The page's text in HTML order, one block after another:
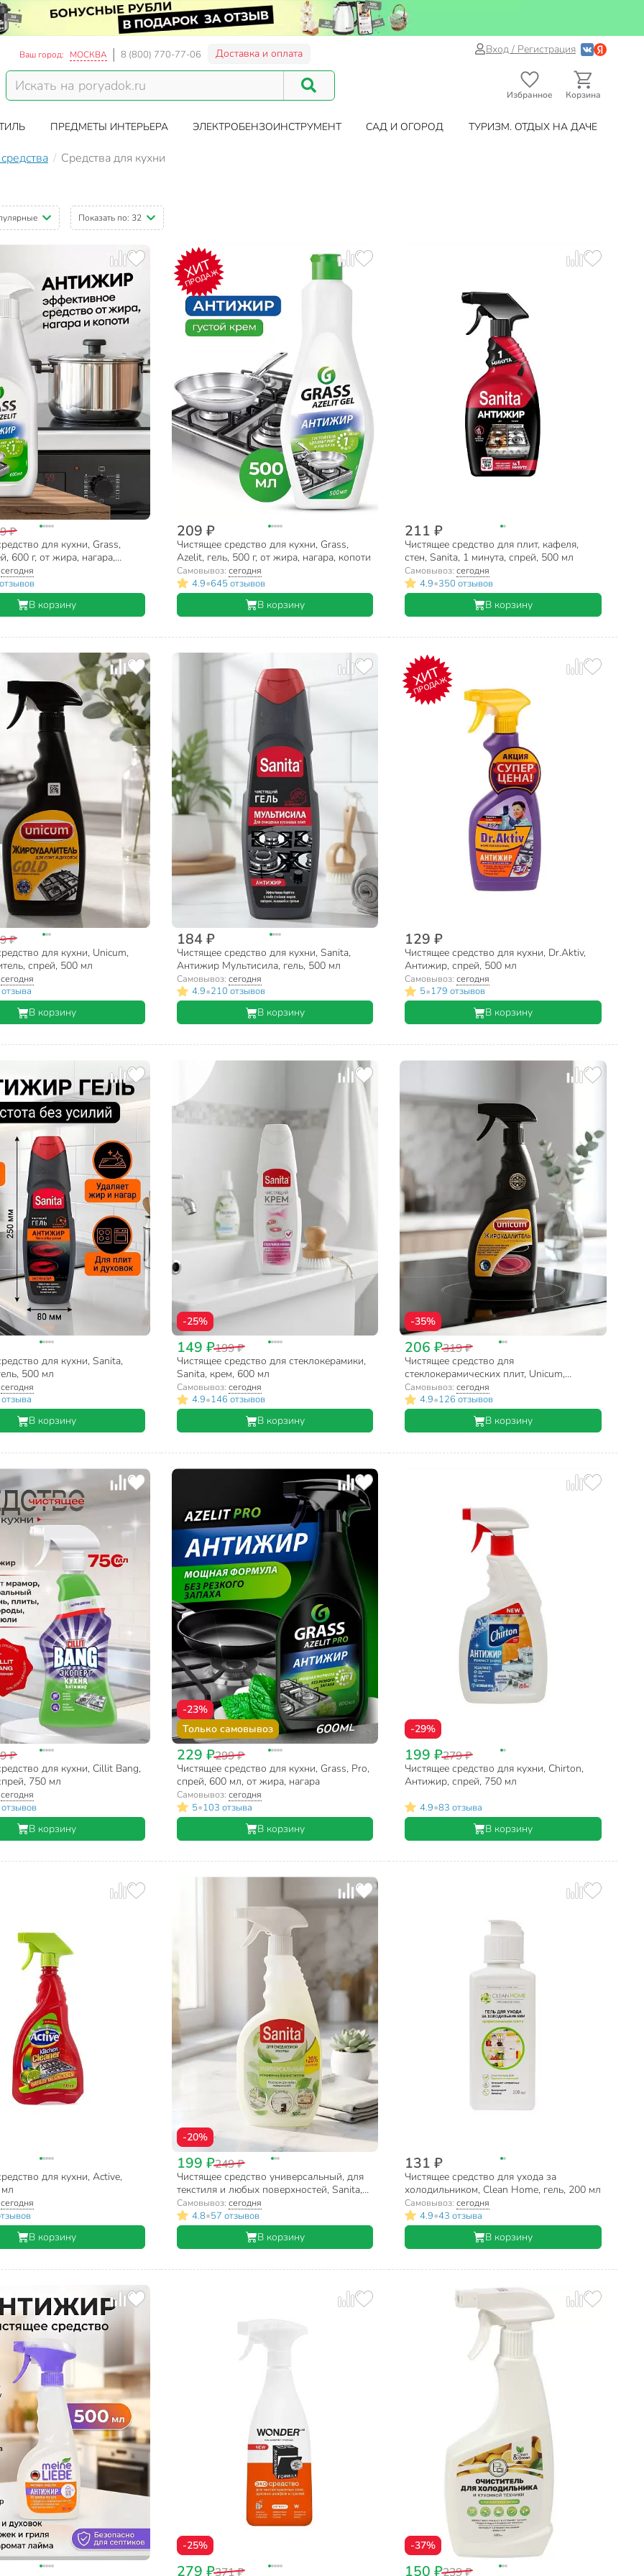
Ваш город: МОСКВА 8 (800) 770-77-06 Доставка и оплата Вход / Регистрация
Избранное Корзина
ПРЕДМЕТЫ ИНТЕРЬЕРА ЭЛЕКТРОБЕНЗОИНСТРУМЕНТ САД И ОГОРОД ТУРИЗМ. ОТДЫХ НА ДАЧЕ
Средства для кухни
Показать по: 32
₽
для кухни, Grass,
600 г, от жира, нагара,
сегодня
В корзину
ХИТ
ПРОДАЖ
209 ₽
Чистящее средство для кухни, Grass,
Azelit, гель, 500 г, от жира, нагара, копоти
Самовывоз: сегодня
4.9•645 отзывов
В корзину
211 ₽
Чистящее средство для плит, кафеля,
стен, Sanita, 1 минута, спрей, 500 мл
Самовывоз:сегодня
4.9•350 отзывов
В корзину
₽
для кухни, Unicum,
спрей, 500 мл
сегодня
В корзину
184 ₽
Чистящее средство для кухни, Sanita,
Антижир Мультисила, гель, 500 мл
Самовывоз: сегодня
4.9•210 отзывов
В корзину
ХИТ
ПРОДАЖ
129 ₽
Чистящее средство для кухни, Dr.Aktiv,
Антижир, спрей, 500 мл
Самовывоз:сегодня
5•179 отзывов
В корзину
для кухни, Sanita,
500 мл
сегодня
В корзину
-25%
149 ₽199 ₽
Чистящее средство для стеклокерамики,
Sanita, крем, 600 мл
Самовывоз: сегодня
4.9•146 отзывов
В корзину
-35%
206 ₽319 ₽
Чистящее средство для
стеклокерамических плит, Unicum,
Жироудалитель, спрей, 500 мл
Самовывоз:сегодня
4.9•126 отзывов
В корзину
₽
для кухни, Cillit Bang,
750 мл
сегодня
В корзину
-23%
Только самовывоз
229 ₽299 ₽
Чистящее средство для кухни, Grass, Pro,
спрей, 600 мл, от жира, нагара
Самовывоз: сегодня
5•103 отзыва
В корзину
-29%
199 ₽279 ₽
Чистящее средство для кухни, Chirton,
Антижир, спрей, 750 мл
4.9•83 отзыва
В корзину
для кухни, Active,
сегодня
В корзину
-20%
199 ₽249 ₽
Чистящее средство универсальный, для
текстиля и любых поверхностей, Sanita,
Жироудалитель, спрей, 500 мл
Самовывоз: сегодня
4.8•57 отзывов
В корзину
131 ₽
Чистящее средство для ухода за
холодильником, Clean Home, гель, 200 мл
Самовывоз:сегодня
4.9•43 отзыва
В корзину
-25%
279 ₽371 ₽
-37%
150 ₽239 ₽